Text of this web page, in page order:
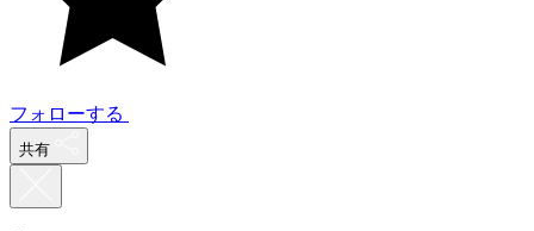
フォローする
共有